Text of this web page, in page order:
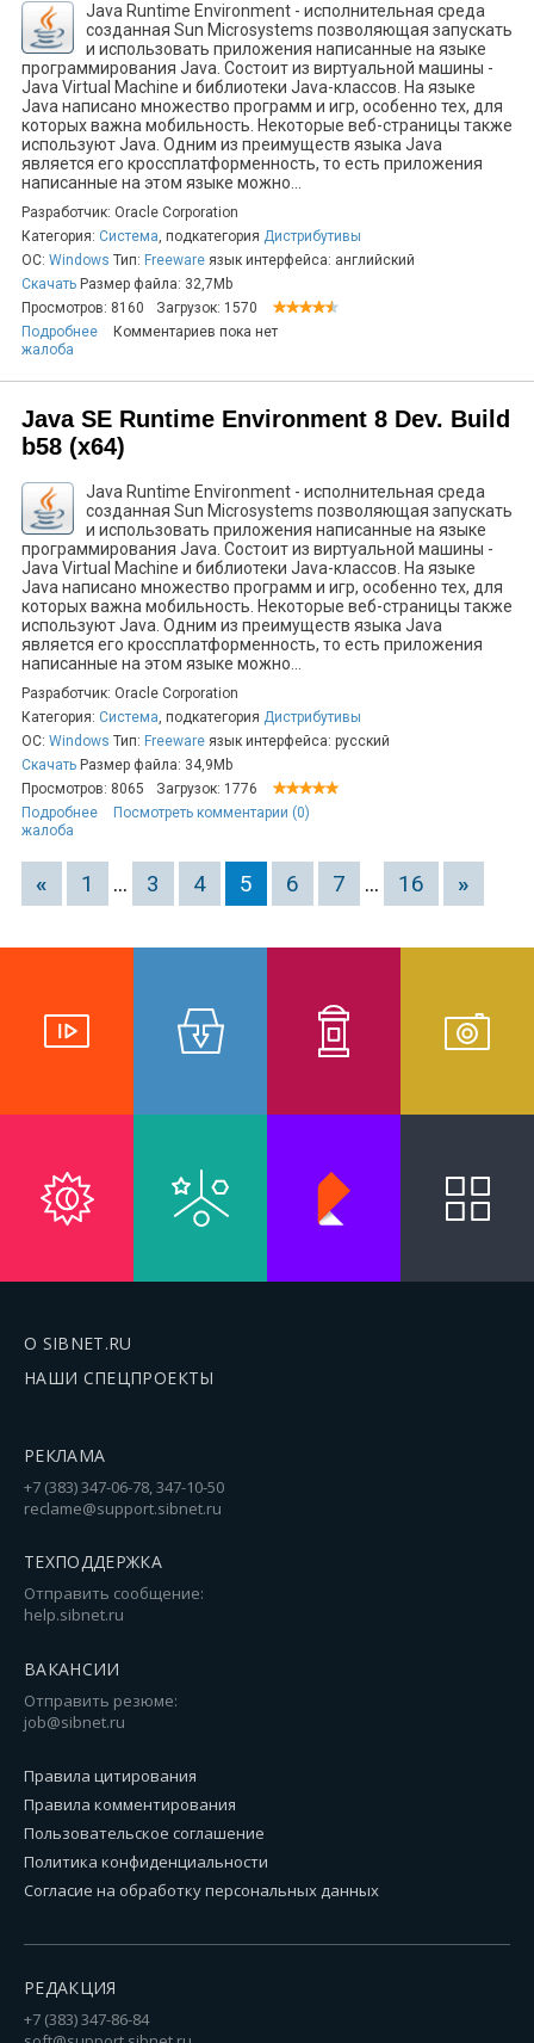
Java Runtime Environment - исполнительная среда
созданная Sun Microsystems позволяющая запускать
и использовать приложения написанные на языке
программирования Java. Состоит из виртуальной машины -
Java Virtual Machine и библиотеки Java-классов. На языке
Java написано множество программ и игр, особенно тех, для
которых важна мобильность. Некоторые веб-страницы также
используют Java. Одним из преимуществ языка Java
является его кроссплатформенность, то есть приложения
написанные на этом языке можно...
Разработчик: Oracle Corporation
Категория: Система, подкатегория Дистрибутивы
ОС: Windows Тип: Freeware язык интерфейса: английский
Скачать Размер файла: 32,7Mb
Просмотров: 8160
Загрузок: 1570
Подробнее
Комментариев пока нет
жалоба
Java SE Runtime Environment 8 Dev. Build
b58 (x64)
Java Runtime Environment - исполнительная среда
созданная Sun Microsystems позволяющая запускать
и использовать приложения написанные на языке
программирования Java. Состоит из виртуальной машины -
Java Virtual Machine и библиотеки Java-классов. На языке
Java написано множество программ и игр, особенно тех, для
которых важна мобильность. Некоторые веб-страницы также
используют Java. Одним из преимуществ языка Java
является его кроссплатформенность, то есть приложения
написанные на этом языке можно...
Разработчик: Oracle Corporation
Категория: Система, подкатегория Дистрибутивы
ОС: Windows Тип: Freeware язык интерфейса: русский
Скачать Размер файла: 34,9Mb
Просмотров: 8065
Загрузок: 1776
Подробнее
Посмотреть комментарии (0)
жалоба
« 1 ... 3 4 5 6 7 ... 16 »
О SIBNET.RU
НАШИ СПЕЦПРОЕКТЫ
РЕКЛАМА
+7 (383) 347-06-78, 347-10-50
reclame@support.sibnet.ru
ТЕХПОДДЕРЖКА
Отправить сообщение:
help.sibnet.ru
ВАКАНСИИ
Отправить резюме:
job@sibnet.ru
Правила цитирования
Правила комментирования
Пользовательское соглашение
Политика конфиденциальности
Согласие на обработку персональных данных
РЕДАКЦИЯ
+7 (383) 347-86-84